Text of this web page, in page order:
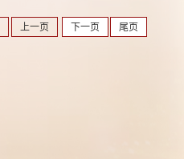
上一页 下一页 尾页